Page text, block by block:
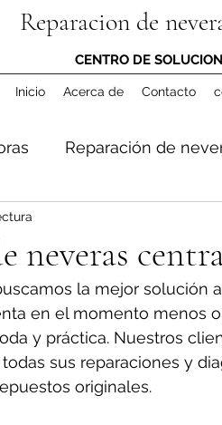
Reparacion de
CENTRO DE
Inicio Acerca de Contacto
Reparación de
la mejor solución
en el momento menos
y práctica. Nuestros
sus reparaciones y
originales.